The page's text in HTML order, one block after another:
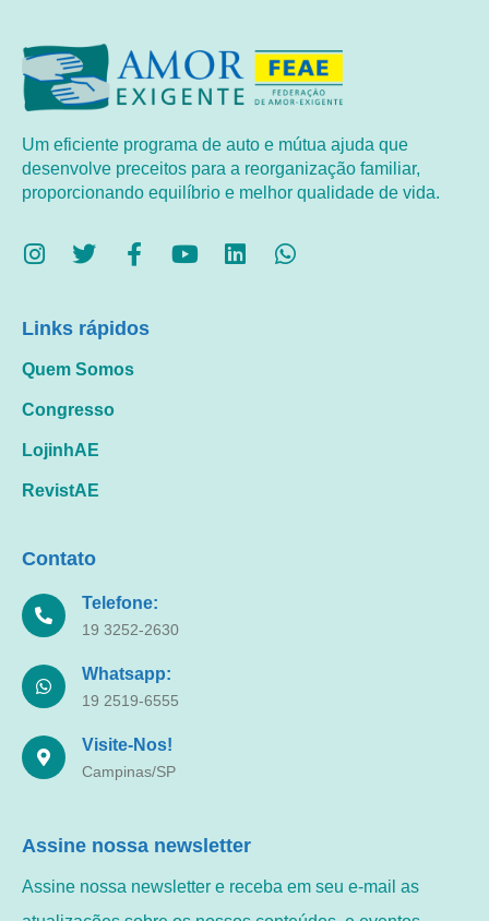
Um eficiente programa de auto e mútua ajuda que
desenvolve preceitos para a reorganização familiar,
proporcionando equilíbrio e melhor qualidade de vida.
Links rápidos
Quem Somos
Congresso
LojinhAE
RevistAE
Contato
Telefone:
19 3252-2630
Whatsapp:
19 2519-6555
Visite-Nos!
Campinas/SP
Assine nossa newsletter
Assine nossa newsletter e receba em seu e-mail as